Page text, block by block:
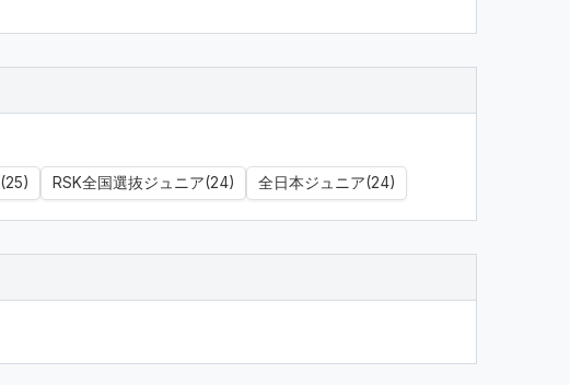
RSK全国選抜ジュニア(24) 全日本ジュニア(24)